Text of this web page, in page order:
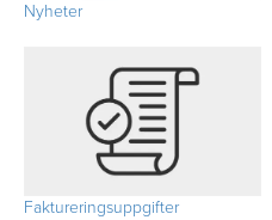
Nyheter
Faktureringsuppgifter